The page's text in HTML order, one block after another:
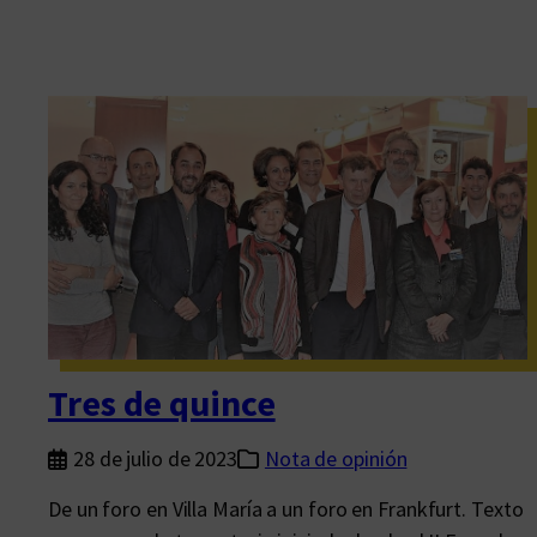
Tres de quince
28 de julio de 2023
Nota de opinión
De un foro en Villa María a un foro en Frankfurt. Texto